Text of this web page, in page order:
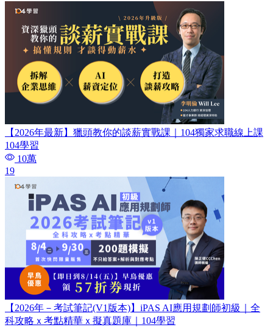
【2026年最新】獵頭教你的談薪實戰課｜104獨家求職線上課
104學習
10萬
19
【2026年－考試筆記(V1版本)】iPAS AI應用規劃師初級｜全
科攻略ｘ考點精華ｘ擬真題庫｜104學習